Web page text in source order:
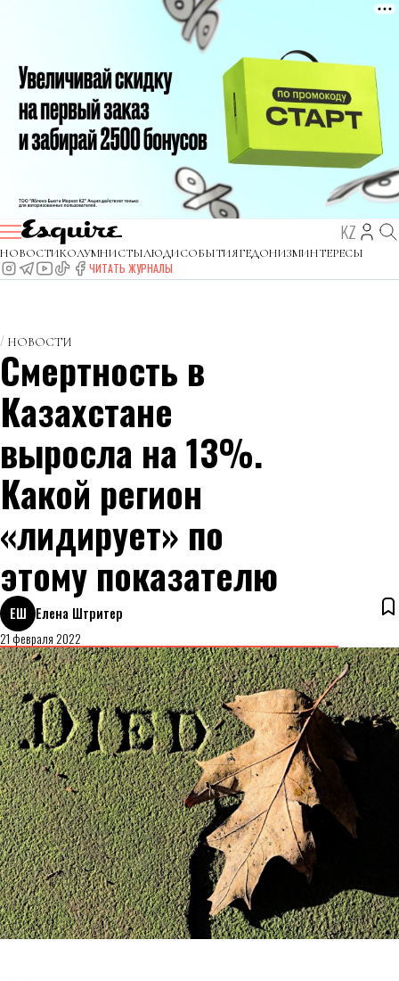
KZ
НОВОСТИКОЛУМНИСТЫЛЮДИСОБЫТИЯГЕДОНИЗМИНТЕРЕСЫ
ЧИТАТЬ ЖУРНАЛЫ
НОВОСТИ
Смертность в
Казахстане
выросла на 13%.
Какой регион
«лидирует» по
этому показателю
ЕШ Елена Штритер
21 февраля 2022